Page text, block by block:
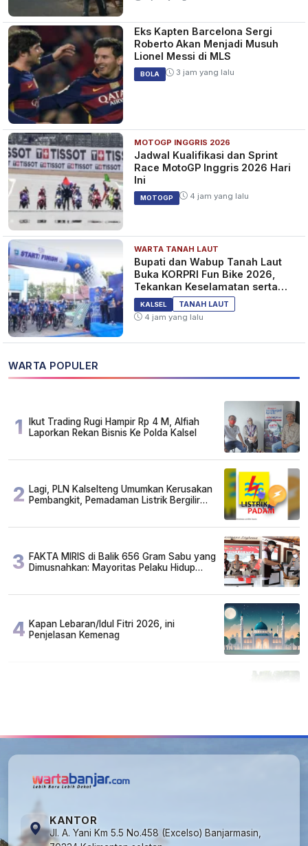
Eks Kapten Barcelona Sergi
Roberto Akan Menjadi Musuh
Lionel Messi di MLS
BOLA 3 jam yang lalu
MOTOGP INGGRIS 2026
Jadwal Kualifikasi dan Sprint
Race MotoGP Inggris 2026 Hari
Ini
MOTOGP 4 jam yang lalu
WARTA TANAH LAUT
Bupati dan Wabup Tanah Laut
Buka KORPRI Fun Bike 2026,
Tekankan Keselamatan serta
Kebersamaan
KALSEL
TANAH LAUT
4 jam yang lalu
WARTA POPULER
1
Ikut Trading Rugi Hampir Rp 4 M, Alfiah
Laporkan Rekan Bisnis Ke Polda Kalsel
2 Lagi, PLN Kalselteng Umumkan Kerusakan
Pembangkit, Pemadaman Listrik Bergilir
3 FAKTA MIRIS di Balik 656 Gram Sabu yang
Dimusnahkan: Mayoritas Pelaku Hidup
4 Kapan Lebaran/Idul Fitri 2026, ini
Penjelasan Kemenag
KANTOR
Jl. A. Yani Km 5.5 No.458 (Excelso) Banjarmasin,